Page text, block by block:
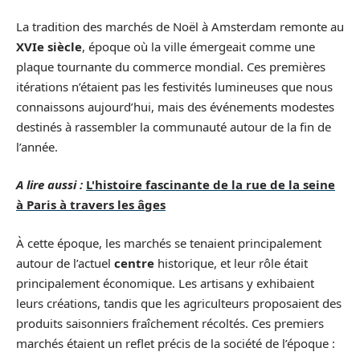
La tradition des marchés de Noël à Amsterdam remonte au
XVIe siècle, époque où la ville émergeait comme une
plaque tournante du commerce mondial. Ces premières
itérations n’étaient pas les festivités lumineuses que nous
connaissons aujourd’hui, mais des événements modestes
destinés à rassembler la communauté autour de la fin de
l’année.
A lire aussi : L'histoire fascinante de la rue de la seine
à Paris à travers les âges
À cette époque, les marchés se tenaient principalement
autour de l’actuel centre historique, et leur rôle était
principalement économique. Les artisans y exhibaient
leurs créations, tandis que les agriculteurs proposaient des
produits saisonniers fraîchement récoltés. Ces premiers
marchés étaient un reflet précis de la société de l’époque :